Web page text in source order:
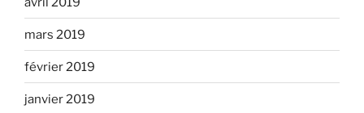
mars 2019
février 2019
janvier 2019